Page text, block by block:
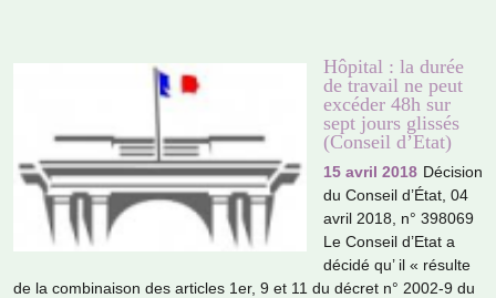
Hôpital : la durée
de travail ne peut
excéder 48h sur
sept jours glissés
(Conseil d’Etat)
15 avril 2018 Décision
du Conseil d’État, 04
avril 2018, n° 398069
Le Conseil d’Etat a
décidé qu’ il « résulte
de la com­bi­nai­son des arti­cles 1er, 9 et 11 du décret n° 2002-9 du